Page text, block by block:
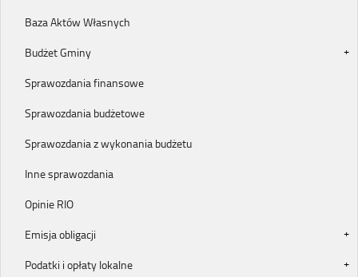
Baza Aktów Własnych
Budżet Gminy
Sprawozdania finansowe
Sprawozdania budżetowe
Sprawozdania z wykonania budżetu
Inne sprawozdania
Opinie RIO
Emisja obligacji
Podatki i opłaty lokalne